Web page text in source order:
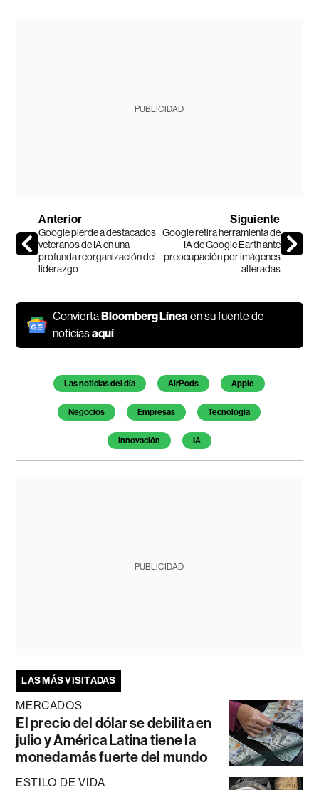
PUBLICIDAD
Anterior
Google pierde a destacados
veteranos de IA en una
profunda reorganización del
liderazgo
Siguiente
Google retira herramienta de
IA de Google Earth ante
preocupación por imágenes
alteradas
ConviertaBloomberg Líneaen su fuente de
noticiasaquí
Temas de este artículo
Las noticias del día AirPods Apple
Negocios Empresas Tecnologia
Innovación IA
PUBLICIDAD
LAS MÁS VISITADAS
MERCADOS
El precio del dólar se debilita en
julio y América Latina tiene la
moneda más fuerte del mundo
ESTILO DE VIDA